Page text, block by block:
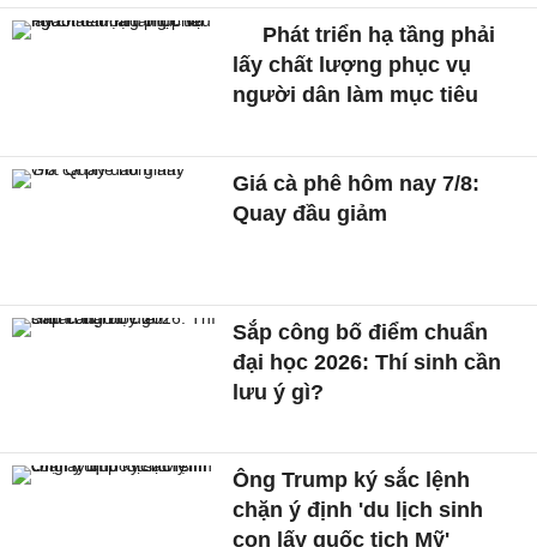
Phát triển hạ tầng phải
lấy chất lượng phục vụ
người dân làm mục tiêu
Giá cà phê hôm nay 7/8:
Quay đầu giảm
Sắp công bố điểm chuẩn
đại học 2026: Thí sinh cần
lưu ý gì?
Ông Trump ký sắc lệnh
chặn ý định 'du lịch sinh
con lấy quốc tịch Mỹ'